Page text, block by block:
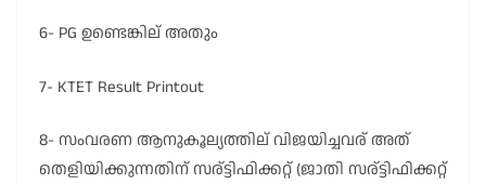
6- PG ഉണ്ടെങ്കില് അതും
7- KTET Result Printout
8- സംവരണ ആനുകൂല്യത്തില് വിജയിച്ചവര് അത്
തെളിയിക്കുന്നതിന് സര്ട്ടിഫിക്കറ്റ് (ജാതി സര്ട്ടിഫിക്കറ്റ്